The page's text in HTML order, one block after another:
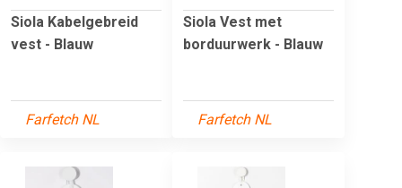
Siola Kabelgebreid
vest - Blauw
Farfetch NL
Siola Vest met
borduurwerk - Blauw
Farfetch NL